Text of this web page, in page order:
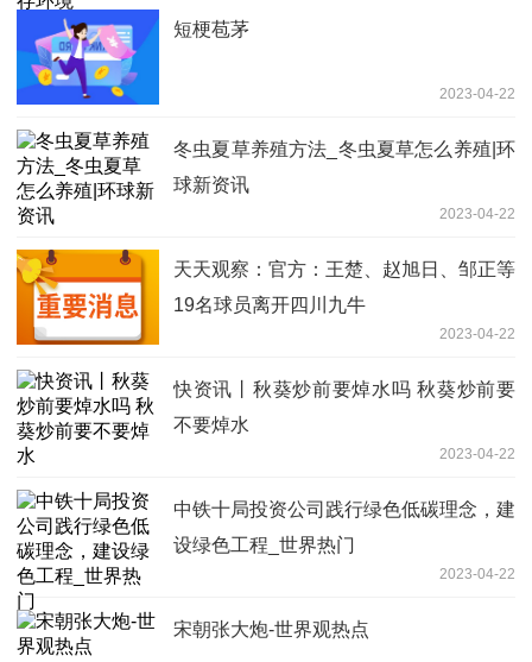
短梗苞茅
2023-04-22
冬虫夏草养殖方法_冬虫夏草怎么养殖|环
球新资讯
2023-04-22
天天观察：官方：王楚、赵旭日、邹正等
19名球员离开四川九牛
2023-04-22
快资讯丨秋葵炒前要焯水吗 秋葵炒前要
不要焯水
2023-04-22
中铁十局投资公司践行绿色低碳理念，建
设绿色工程_世界热门
2023-04-22
宋朝张大炮-世界观热点